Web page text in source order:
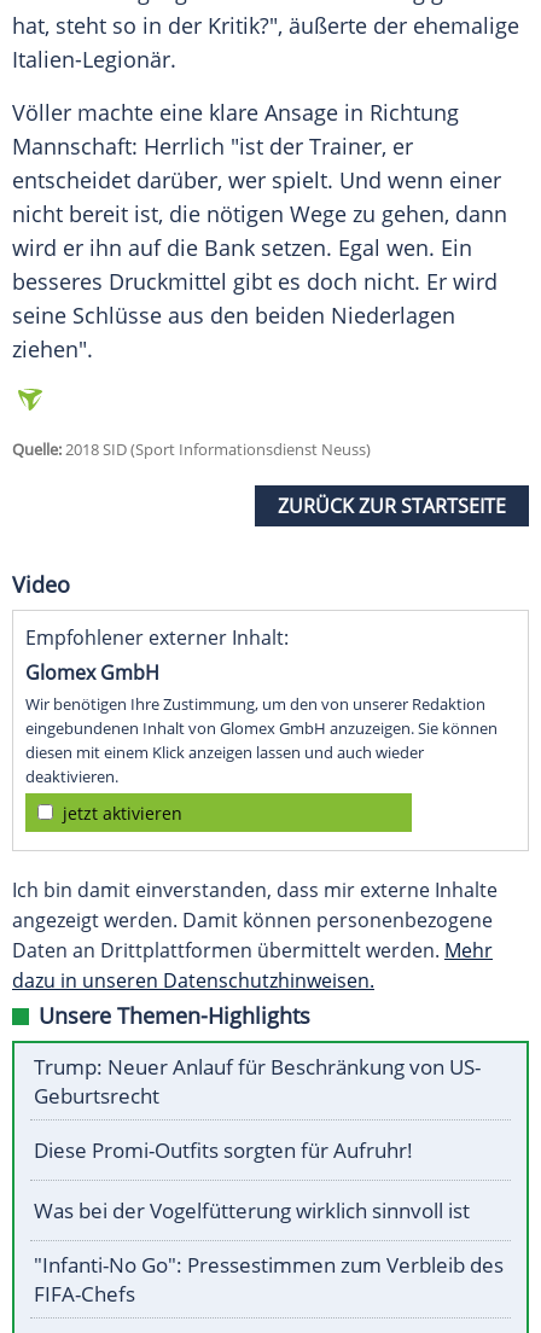
hat, steht so in der Kritik?", äußerte der ehemalige
Italien-Legionär.
Völler machte eine klare Ansage in Richtung
Mannschaft: Herrlich "ist der Trainer, er
entscheidet darüber, wer spielt. Und wenn einer
nicht bereit ist, die nötigen Wege zu gehen, dann
wird er ihn auf die Bank setzen. Egal wen. Ein
besseres Druckmittel gibt es doch nicht. Er wird
seine Schlüsse aus den beiden Niederlagen
ziehen".
Quelle:2018 SID (Sport Informationsdienst Neuss)
ZURÜCK ZUR STARTSEITE
Video
Empfohlener externer Inhalt:
Glomex GmbH
Wir benötigen Ihre Zustimmung, um den von unserer Redaktion
eingebundenen Inhalt von Glomex GmbH anzuzeigen. Sie können
diesen mit einem Klick anzeigen lassen und auch wieder
deaktivieren.
jetzt aktivieren
Ich bin damit einverstanden, dass mir externe Inhalte
angezeigt werden. Damit können personenbezogene
Daten an Drittplattformen übermittelt werden. Mehr
dazu in unseren Datenschutzhinweisen.
Unsere Themen-Highlights
Trump: Neuer Anlauf für Beschränkung von US-
Geburtsrecht
Diese Promi-Outfits sorgten für Aufruhr!
Was bei der Vogelfütterung wirklich sinnvoll ist
"Infanti-No Go": Pressestimmen zum Verbleib des
FIFA-Chefs